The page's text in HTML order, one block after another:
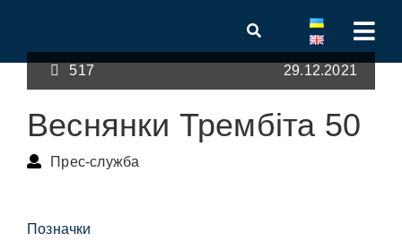
517 29.12.2021
Веснянки Трембіта 50
Прес-служба
Позначки